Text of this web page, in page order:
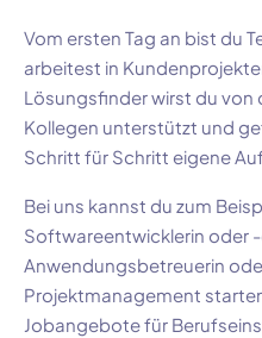
Vom ersten Tag an bist du
arbeitest in
Lösungsfinder wirst du von
Kollegen unterstützt und
Schritt für Schritt eigene
Bei uns kannst du zum
Softwareentwicklerin oder
Anwendungsbetreuerin
Projektmanagement
Jobangebote für